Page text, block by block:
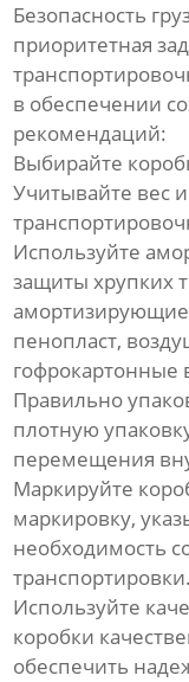
Безопасность
приоритетная
в обеспечении
рекомендаций:
Выбирайте
Учитывайте вес
Используйте
защиты хрупких
амортизирующие
пенопласт,
Правильно
плотную
перемещения
Маркируйте
маркировку,
необходимость
транспортировки.
Используйте
коробки
обеспечить